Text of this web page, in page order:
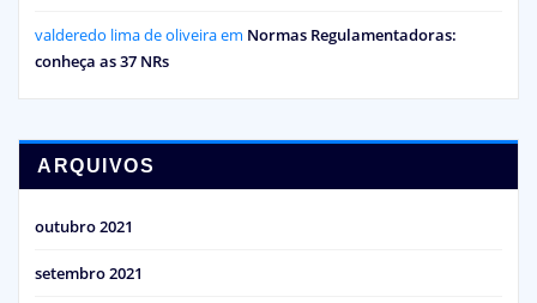
valderedo lima de oliveiraem Normas Regulamentadoras:
conheça as 37 NRs
ARQUIVOS
outubro 2021
setembro 2021